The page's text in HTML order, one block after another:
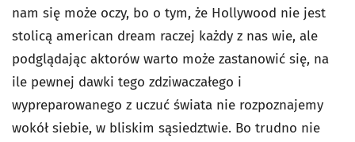
nam się może oczy, bo o tym, że Hollywood nie jest
stolicą american dream raczej każdy z nas wie, ale
podglądając aktorów warto może zastanowić się, na
ile pewnej dawki tego zdziwaczałego i
wypreparowanego z uczuć świata nie rozpoznajemy
wokół siebie, w bliskim sąsiedztwie. Bo trudno nie